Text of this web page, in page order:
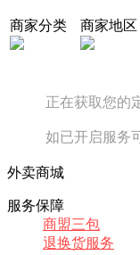
商家分类 商家地区
正在获取您的
如已开启服务
外卖商城
服务保障
商盟三包
退换货服务